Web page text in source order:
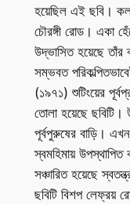
হয়েছিল এই ছবি।
চৌরঙ্গী রোড। একা
উদ্ভাসিত হয়েছে তাঁর
সম্ভবত
(১৯৭১) শুটিংয়ের
তোলা হয়েছে
পূর্বপুরুষের বাড়ি।
স্বমহিমায় উপস্থাপিত
সঞ্চারিত হয়েছে
ছবিটি বিশপ লেফ্রয়